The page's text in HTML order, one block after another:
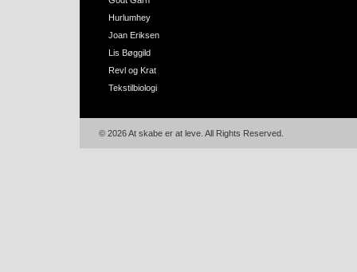
Hurlumhey
Joan Eriksen
Lis Bøggild
Revl og Krat
Tekstilbiologi
© 2026 At skabe er at leve. All Rights Reserved.